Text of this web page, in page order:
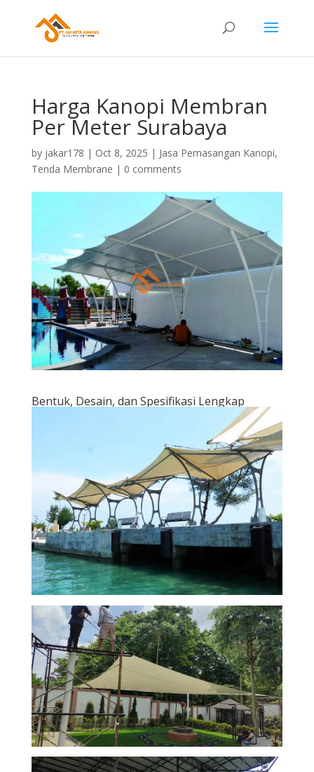
Harga Kanopi Membran
Per Meter Surabaya
by jakar178 | Oct 8, 2025 | Jasa Pemasangan Kanopi,
Tenda Membrane | 0 comments
Bentuk, Desain, dan Spesifikasi Lengkap